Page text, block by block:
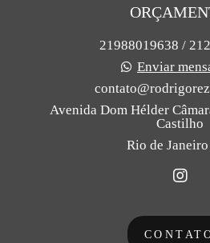
21988019638 /
Enviar
Avenida Dom Hélder
Castilho
Rio de Janeiro